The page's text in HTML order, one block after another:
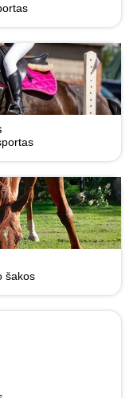
šakos